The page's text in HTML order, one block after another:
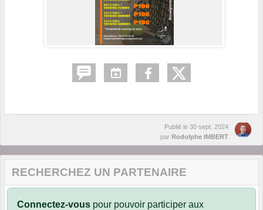
Publié le 30 sept. 2024
par Rodolphe IMBERT
RECHERCHEZ UN PARTENAIRE
Connectez-vous pour pouvoir participer aux